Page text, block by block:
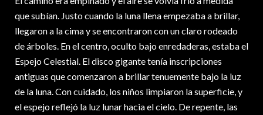
que subían. Justo cuando la luna llena empezaba a brillar,
llegaron a la cima y se encontraron con un claro rodeado
de árboles. En el centro, oculto bajo enredaderas, estaba el
Espejo Celestial. El disco gigante tenía inscripciones
antiguas que comenzaron a brillar tenuemente bajo la luz
de la luna. Con cuidado, los niños limpiaron la superficie, y
el espejo reflejó la luz lunar hacia el cielo. De repente, las